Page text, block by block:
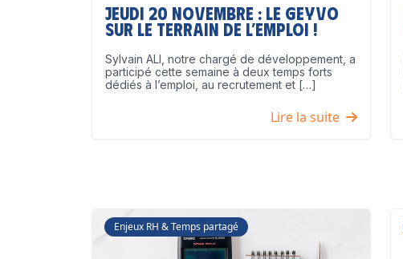
Jeudi 20 novembre : le GEYVO
sur le terrain de l’emploi !
Sylvain ALI, notre chargé de développement, a
participé cette semaine à deux temps forts
dédiés à l’emploi, au recrutement et […]
Lire la suite
Enjeux RH & Temps partagé